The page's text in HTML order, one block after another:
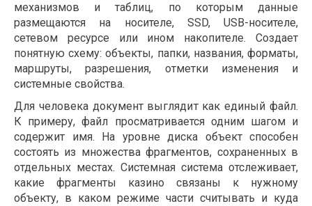
механизмов и таблиц, по которым данные
размещаются на носителе, SSD, USB-носителе,
сетевом ресурсе или ином накопителе. Создает
понятную схему: объекты, папки, названия, форматы,
маршруты, разрешения, отметки изменения и
системные свойства.
Для человека документ выглядит как единый файл.
К примеру, файл просматривается одним шагом и
содержит имя. На уровне диска объект способен
состоять из множества фрагментов, сохраненных в
отдельных местах. Системная система отслеживает,
какие фрагменты казино связаны к нужному
объекту, в каком режиме части считывать и куда